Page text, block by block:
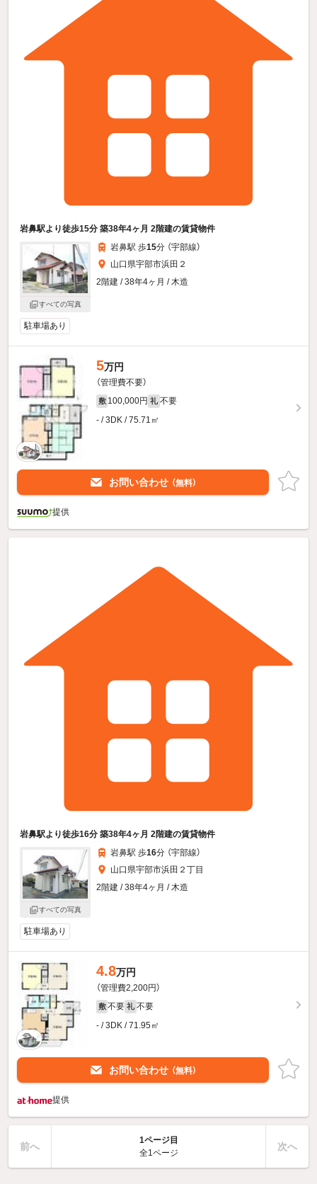
岩鼻駅より徒歩15分 築38年4ヶ月 2階建の賃貸物件
すべての写真
岩鼻駅 歩15分 （宇部線）
山口県宇部市浜田２
2階建 / 38年4ヶ月 / 木造
駐車場あり
5万円
（管理費不要）
敷 100,000円 礼 不要
- / 3DK / 75.71㎡
お問い合わせ （無料）
提供
岩鼻駅より徒歩16分 築38年4ヶ月 2階建の賃貸物件
すべての写真
岩鼻駅 歩16分 （宇部線）
山口県宇部市浜田２丁目
2階建 / 38年4ヶ月 / 木造
駐車場あり
4.8万円
（管理費2,200円）
敷 不要 礼 不要
- / 3DK / 71.95㎡
お問い合わせ （無料）
提供
前へ
1ページ目
全1ページ
次へ